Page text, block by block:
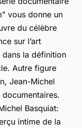
vous donne un
du célèbre
sur l’art
dans la définition
Autre figure
Jean-Michel
Basquiat:
intime de la